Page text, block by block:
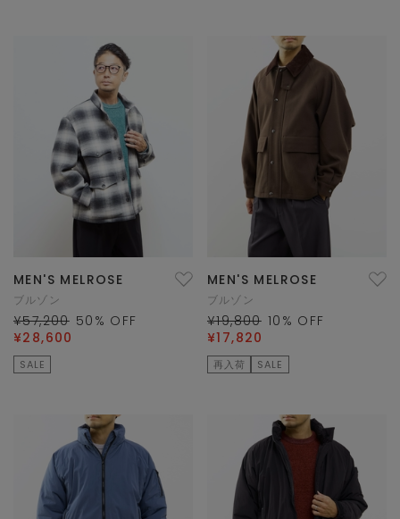
MEN'S MELROSE
ブルゾン
¥57,200 50 % OFF
¥28,600
SALE
MEN'S MELROSE
ブルゾン
¥19,800 10 % OFF
¥17,820
再入荷 SALE